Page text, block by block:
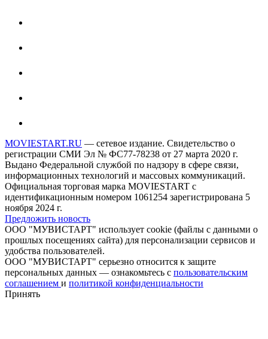
MOVIESTART.RU — сетевое издание. Свидетельство о
регистрации СМИ Эл № ФС77-78238 от 27 марта 2020 г.
Выдано Федеральной службой по надзору в сфере связи,
информационных технологий и массовых коммуникаций.
Официальная торговая марка MOVIESTART с
идентификационным номером 1061254 зарегистрирована 5
ноября 2024 г.
Предложить новость
ООО "МУВИСТАРТ" использует cookie (файлы с данными о
прошлых посещениях сайта) для персонализации сервисов и
удобства пользователей.
ООО "МУВИСТАРТ" серьезно относится к защите
персональных данных — ознакомьтесь с пользовательским
соглашением и политикой конфиденциальности
Принять